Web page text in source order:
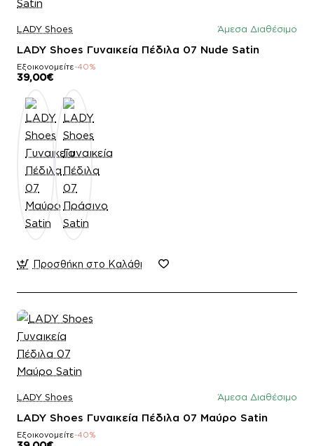
LADY Shoes Άμεσα Διαθέσιμο
LADY Shoes Γυναικεία Πέδιλα 07 Nude Satin
Εξοικονομείτε-40%
39,00€
Προσθήκη στο Καλάθι
LADY Shoes Άμεσα Διαθέσιμο
LADY Shoes Γυναικεία Πέδιλα 07 Μαύρο Satin
Εξοικονομείτε-40%